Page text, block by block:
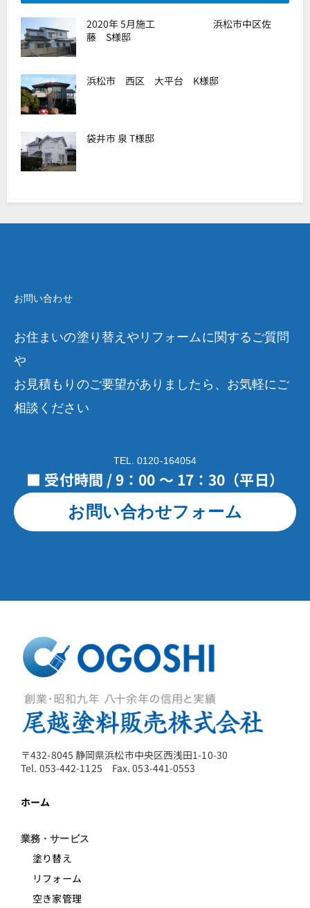
2020年 5月施工 浜松市中区佐
藤 S様邸
浜松市 西区 大平台 K様邸
袋井市 泉 T様邸
お問い合わせ
お住まいの塗り替えやリフォームに関するご質問
や
お見積もりのご要望がありましたら、お気軽にご
相談ください
TEL. 0120-164054
■ 受付時間 / 9：00 ～ 17：30（平日）
お問い合わせフォーム
〒432-8045 静岡県浜松市中央区西浅田1-10-30
Tel. 053-442-1125 Fax. 053-441-0553
ホーム
業務・サービス
塗り替え
リフォーム
空き家管理